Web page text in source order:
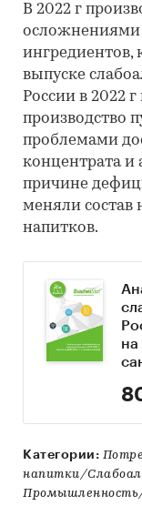
В 2022 г
осложнениями
ингредиентов,
выпуске
России в 2022
производство
проблемами
концентрата и
причине
меняли состав
напитков.
на
Категории:
напитки/